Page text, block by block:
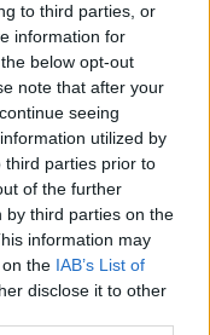
to third parties, or
information for
below opt-out
note that after your
seeing
utilized by
third parties prior to
of the further
by third parties on the
information may
the IAB’s List of
disclose it to other
Následující článek
Město má nový web